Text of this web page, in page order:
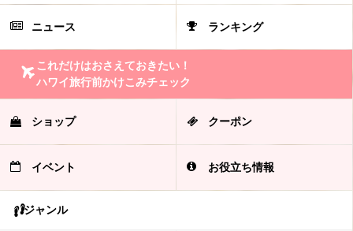
ニュース ランキング
これだけはおさえておきたい！
ハワイ旅行前かけこみチェック
ショップ クーポン
イベント お役立ち情報
ジャンル